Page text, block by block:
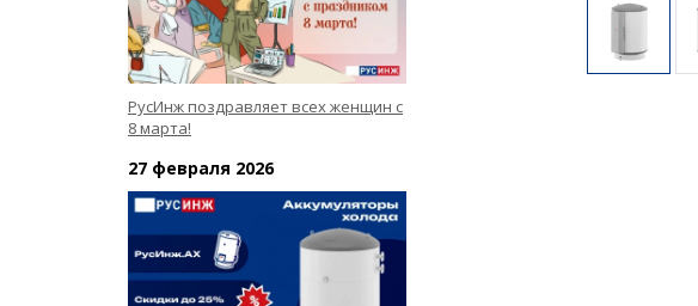
РусИнж поздравляет всех женщин с
8 марта!
27 февраля 2026